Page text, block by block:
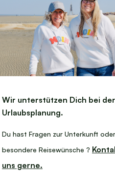
Wir unterstützen Dich bei der
Urlaubsplanung.
Du hast Fragen zur Unterkunft oder
besondere Reisewünsche ?
uns gerne.